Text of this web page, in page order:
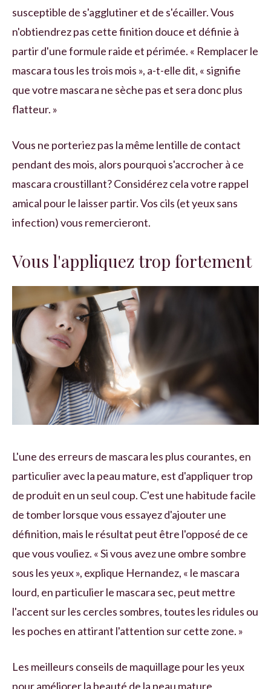
susceptible de s'agglutiner et de s'écailler. Vous
n'obtiendrez pas cette finition douce et définie à
partir d'une formule raide et périmée. « Remplacer le
mascara tous les trois mois », a-t-elle dit, « signifie
que votre mascara ne sèche pas et sera donc plus
flatteur. »
Vous ne porteriez pas la même lentille de contact
pendant des mois, alors pourquoi s'accrocher à ce
mascara croustillant? Considérez cela votre rappel
amical pour le laisser partir. Vos cils (et yeux sans
infection) vous remercieront.
Vous l'appliquez trop fortement
L'une des erreurs de mascara les plus courantes, en
particulier avec la peau mature, est d'appliquer trop
de produit en un seul coup. C'est une habitude facile
de tomber lorsque vous essayez d'ajouter une
définition, mais le résultat peut être l'opposé de ce
que vous vouliez. « Si vous avez une ombre sombre
sous les yeux », explique Hernandez, « le mascara
lourd, en particulier le mascara sec, peut mettre
l'accent sur les cercles sombres, toutes les ridules ou
les poches en attirant l'attention sur cette zone. »
Les meilleurs conseils de maquillage pour les yeux
pour améliorer la beauté de la peau mature